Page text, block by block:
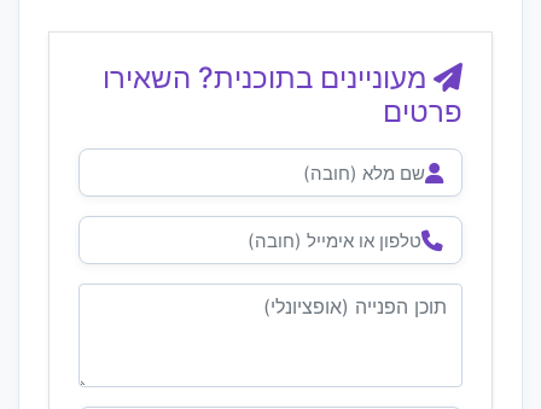
מעוניינים בתוכנית? השאירו
פרטים